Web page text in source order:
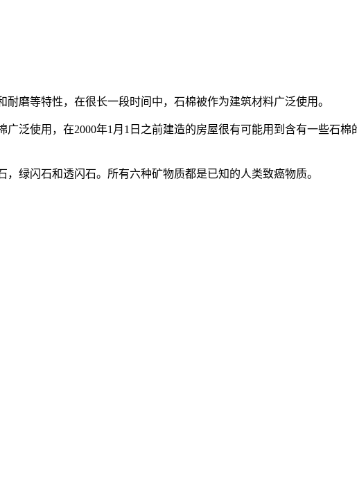
磨等特性，在很长一段时间中，石棉被作为建筑材料广泛使用。
泛使用，在2000年1月1日之前建造的房屋很有可能用到含有一些石棉
绿闪石和透闪石。所有六种矿物质都是已知的人类致癌物质。